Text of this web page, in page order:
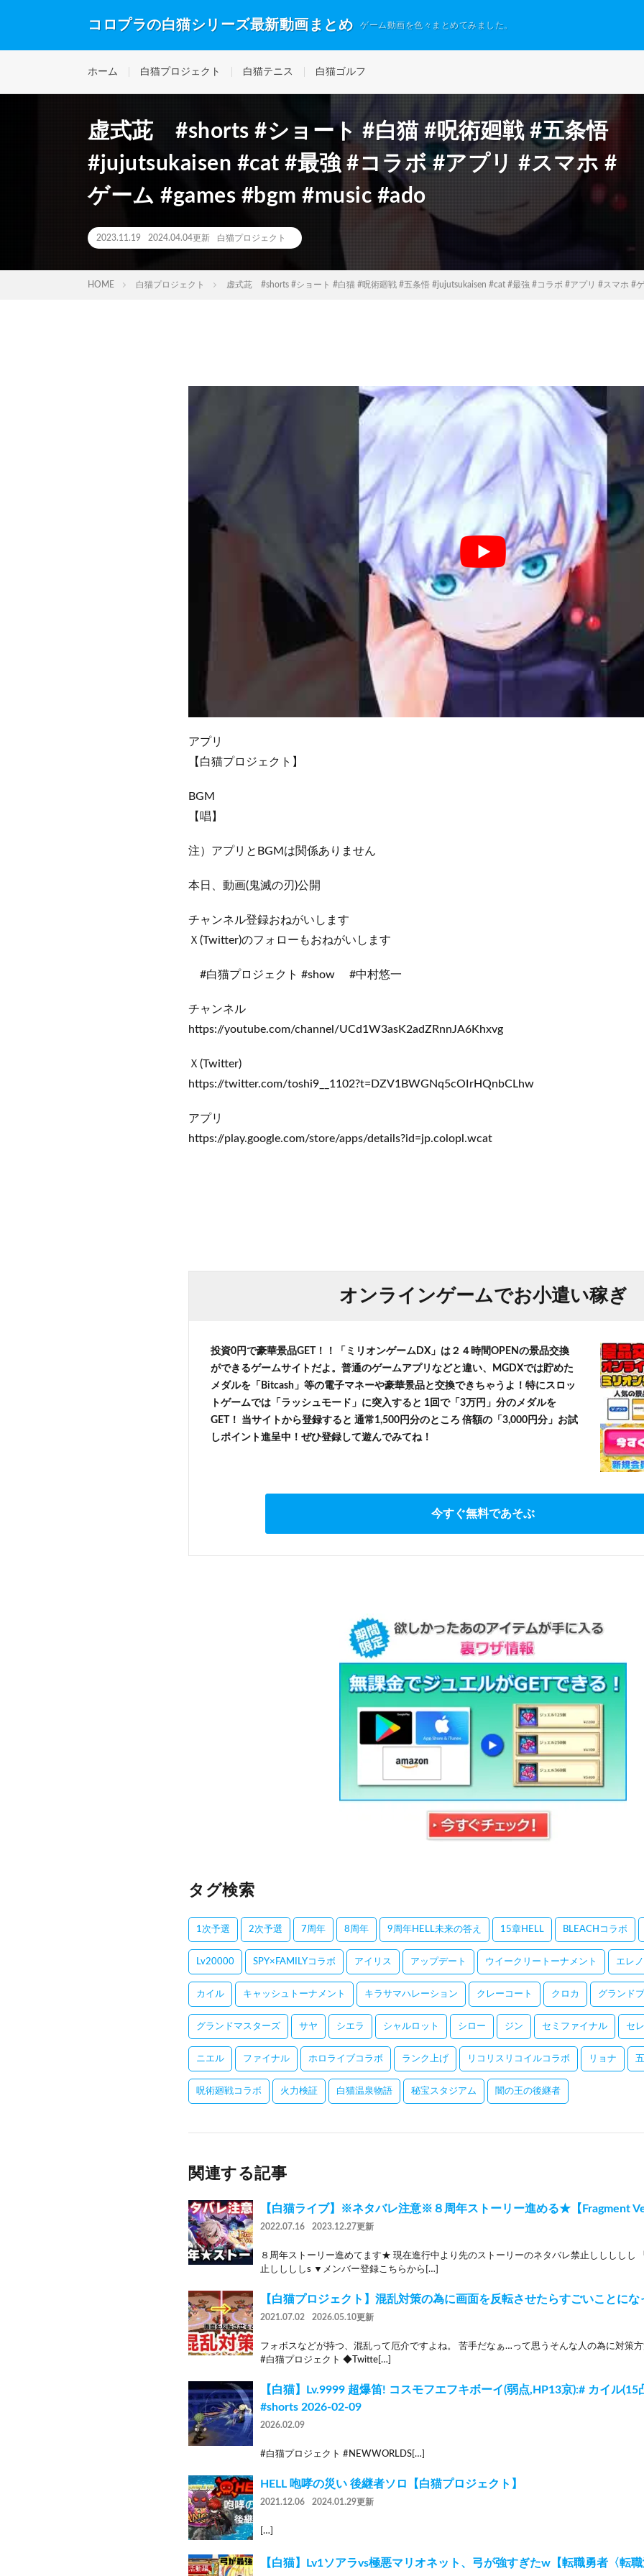
コロプラの白猫シリーズ最新動画まとめ ゲーム動画を色々まとめてみました。
ホーム 白猫プロジェクト 白猫テニス 白猫ゴルフ
虚式茈 #shorts #ショート #白猫 #呪術廻戦 #五条悟
#jujutsukaisen #cat #最強 #コラボ #アプリ #スマホ #
ゲーム #games #bgm #music #ado
2023.11.19 2024.04.04更新 白猫プロジェクト
HOME 白猫プロジェクト 虚式茈 #shorts #ショート #白猫 #呪術廻戦 #五条悟 #jujutsukaisen #cat #最強 #コラボ #アプリ #スマホ #
アプリ
【白猫プロジェクト】
BGM
【唱】
注）アプリとBGMは関係ありません
本日、動画(鬼滅の刃)公開
チャンネル登録おねがいします
Ｘ(Twitter)のフォローもおねがいします
#白猫プロジェクト #show #中村悠一
チャンネル
https://youtube.com/channel/UCd1W3asK2adZRnnJA6Khxvg
Ｘ(Twitter)
https://twitter.com/toshi9__1102?t=DZV1BWGNq5cOIrHQnbCLhw
アプリ
https://play.google.com/store/apps/details?id=jp.colopl.wcat
オンラインゲームでお小遣い稼ぎ
投資0円で豪華景品GET！！「ミリオンゲームDX」は２４時間OPENの景品交換
ができるゲームサイトだよ。普通のゲームアプリなどと違い、MGDXでは貯めた
メダルを「Bitcash」等の電子マネーや豪華景品と交換できちゃうよ！特にスロッ
トゲームでは「ラッシュモード」に突入すると 1回で「3万円」分のメダルを
GET！ 当サイトから登録すると 通常1,500円分のところ 倍額の「3,000円分」お試
しポイント進呈中！ぜひ登録して遊んでみてね！
今すぐ無料であそぶ
タグ検索
1次予選 2次予選 7周年 8周年 9周年HELL未来の答え 15章HELL BLEACHコラボ
Lv20000 SPY×FAMILYコラボ アイリス アップデート ウイークリートーナメント エレ
カイル キャッシュトーナメント キラサマハレーション クレーコート クロカ グランド
グランドマスターズ サヤ シエラ シャルロット シロー ジン セミファイナル セ
ニエル ファイナル ホロライブコラボ ランク上げ リコリスリコイルコラボ リョナ
呪術廻戦コラボ 火力検証 白猫温泉物語 秘宝スタジアム 闇の王の後継者
関連する記事
【白猫ライブ】※ネタバレ注意※８周年ストーリー進める★【Fragment
2022.07.16 2023.12.27更新
８周年ストーリー進めてます★ 現在進行中より先のストーリーのネタバレ禁止ししししし
止ししししs ▼メンバー登録こちらから[…]
【白猫プロジェクト】混乱対策の為に画面を反転させたらすごいことに
2021.07.02 2026.05.10更新
フォボスなどが持つ、混乱って厄介ですよね。 苦手だなぁ…って思うそんな人の為に対策
#白猫プロジェクト ◆Twitte[…]
【白猫】Lv.9999 超爆笛! コスモフエフキボーイ(弱点,HP13京):# カイル
#shorts 2026-02-09
2026.02.09
#白猫プロジェクト #NEWWORLDS[…]
HELL 咆哮の災い 後継者ソロ【白猫プロジェクト】
2021.12.06 2024.01.29更新
[…]
【白猫】Lv1ソアラvs極悪マリオネット、弓が強すぎたw【転職勇者〈転職